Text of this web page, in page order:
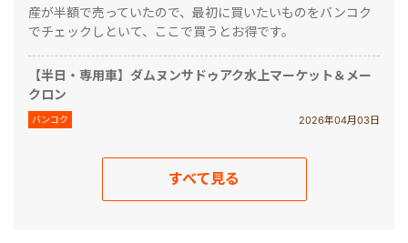
産が半額で売っていたので、最初に買いたいものをバンコク
でチェックしといて、ここで買うとお得です。
【半日・専用車】ダムヌンサドゥアク水上マーケット＆メー
クロン
バンコク 2026年04月03日
すべて見る